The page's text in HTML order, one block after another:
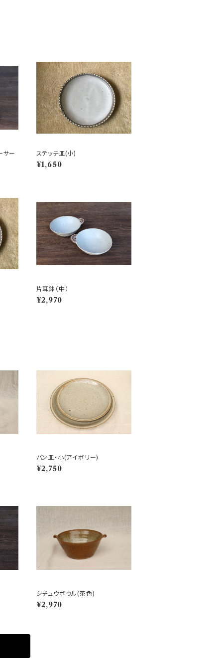
サー ステッチ皿(小)
¥1,650
片耳鉢（中）
¥2,970
パン皿・小(アイボリー)
¥2,750
シチュウボウル(茶色)
¥2,970